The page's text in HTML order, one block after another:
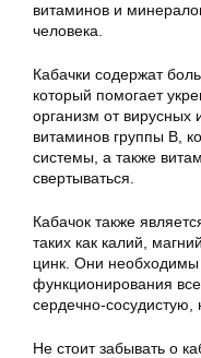
витаминов и
человека.
Кабачки содержат
который помогает
организм от вирусных
витаминов группы В,
системы, а также
свертываться.
Кабачок также
таких как калий,
цинк. Они необходимы
функционирования
сердечно-сосудистую,
Не стоит забывать о